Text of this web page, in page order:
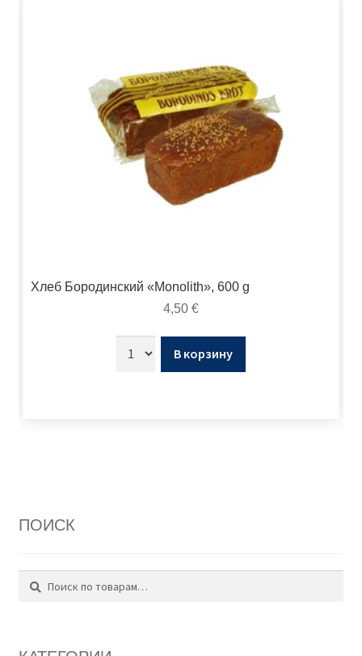
Хлеб Бородинский «Monolith», 600 g
4,50 €
В корзину
ПОИСК
Поиск